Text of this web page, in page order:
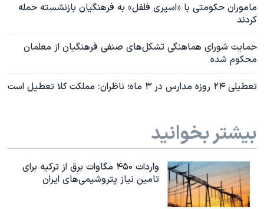
ماموران حکومتی با «اسپری فلفل» به فرهنگیان بازنشسته حمله
کردند
حمایت شورای هماهنگی تشکل‌های صنفی فرهنگیان از معلمان
محکوم شده
تعطیلی ۲۴ روزه مدارس در ۳ ماه؛ ناظران: مملکت کلا تعطیل است
بیشتر بخوانید
واردات ۴۵۰ مگاوات برق از ترکیه برای
تامین نیاز پتروشیمی‌های ایران